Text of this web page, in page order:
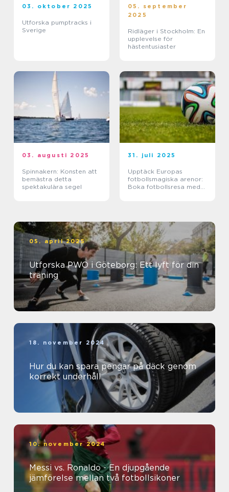
03. oktober 2025
Utforska pumptracks i
Sverige
05. september
2025
Ridläger i Stockholm: En
upplevelse för
hästentusiaster
03. augusti 2025
Spinnakern: Konsten att
bemästra detta
spektakulära segel
31. juli 2025
Upptäck Europas
fotbollsmagiska arenor:
Boka fotbollsresa med
05. april 2025
Utforska PWO i Göteborg: Ett lyft för din
träning
18. november 2024
Hur du kan spara pengar på däck genom
korrekt underhåll
10. november 2024
Messi vs. Ronaldo - En djupgående
jämförelse mellan två fotbollsikoner